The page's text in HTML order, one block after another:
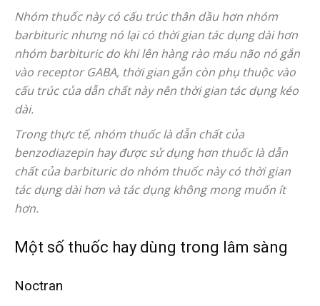
Nhóm thuốc này có cấu trúc thân dầu hơn nhóm
barbituric nhưng nó lại có thời gian tác dụng dài hơn
nhóm barbituric do khi lên hàng rào máu não nó gắn
vào receptor GABA, thời gian gắn còn phụ thuộc vào
cấu trúc của dẫn chất này nên thời gian tác dụng kéo
dài.
Trong thực tế, nhóm thuốc là dẫn chất của
benzodiazepin hay được sử dụng hơn thuốc là dẫn
chất của barbituric do nhóm thuốc này có thời gian
tác dụng dài hơn và tác dụng không mong muốn ít
hơn.
Một số thuốc hay dùng trong lâm sàng
Noctran